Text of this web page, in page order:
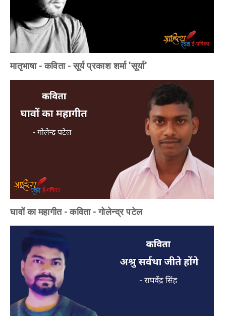
मातृभाषा - कविता - सूर्य प्रकाश शर्मा 'सूर्या'
घावों का महागीत - कविता - गोलेन्द्र पटेल